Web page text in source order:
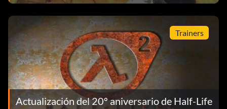
Trainers
Actualización del 20º aniversario de Half-Life